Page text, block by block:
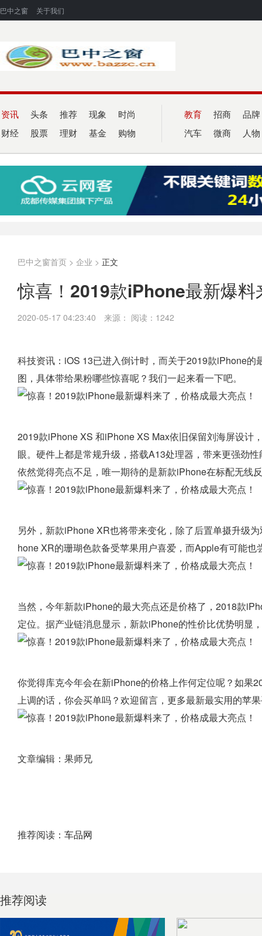
巴中之窗 关于我们
资讯 头条 推荐 现象 时尚
财经 股票 理财 基金 购物
教育 招商 品牌
汽车 微商 人物
巴中之窗首页 > 企业 > 正文
惊喜！2019款iPhone最新爆
2020-05-17 04:23:40 来源： 阅读：1242
科技资讯：iOS 13已进入倒计时，而关于2019款iPhone
图，具体带给果粉哪些惊喜呢？我们一起来看一下吧。
2019款iPhone XS 和iPhone XS Max依旧保留刘海屏设计
眼。硬件上都是常规升级，搭载A13处理器，带来更强劲
依然觉得亮点不足，唯一期待的是新款iPhone在标配无线
另外，新款iPhone XR也将带来变化，除了后置单摄升级
hone XR的珊瑚色款备受苹果用户喜爱，而Apple有可能
当然，今年新款iPhone的最大亮点还是价格了，2018款
定位。据产业链消息显示，新款iPhone的性价比优势明显
你觉得库克今年会在新iPhone的价格上作何定位呢？如果
上调的话，你会买单吗？欢迎留言，更多最新最实用的苹
文章编辑：果师兄
推荐阅读： 车品网
推荐阅读